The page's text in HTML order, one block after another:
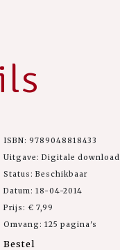
ISBN: 9789048818433
Uitgave: Digitale download
Status: Beschikbaar
Datum: 18-04-2014
Prijs: € 7,99
Omvang: 125 pagina's
Bestel